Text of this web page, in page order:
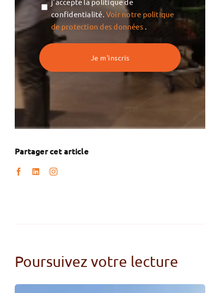
privée
confidentialité.Voir notre politique
de protection des données .
Partager cet article
Poursuivez votre lecture